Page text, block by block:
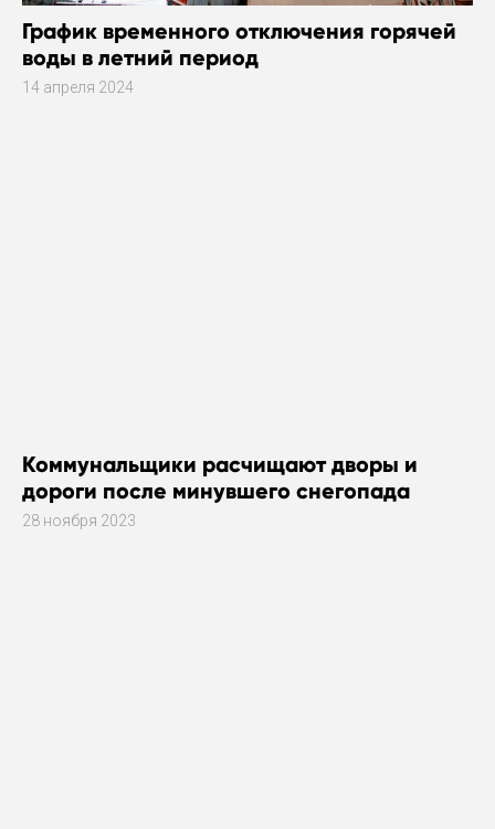
График временного отключения горячей
воды в летний период
14 апреля 2024
Коммунальщики расчищают дворы и
дороги после минувшего снегопада
28 ноября 2023